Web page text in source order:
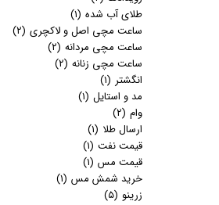
طلای آب شده (۱)
ساعت مچی اصل و لاکچری (۲)
ساعت مچی مردانه (۲)
ساعت مچی زنانه (۲)
انگشتر (۱)
مد و استایل (۱)
وام (۲)
ارسال طلا (۱)
قیمت نفت (۱)
قیمت مس (۱)
خرید شمش مس (۱)
زرینو (۵)